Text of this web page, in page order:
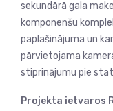
sekundārā gala
komponenšu
paplašinājuma un
pārvietojama
stiprinājumu pie
Projekta ietvaros